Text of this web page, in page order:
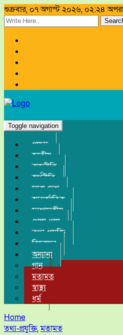
শুক্রবার, ০৭ অগাস্ট ২০২৬, ০২:২৪
Toggle navigation
প্রচ্ছদ
জাতীয়
রাজনীতি
অর্থনীতি
সারা দেশ
আন্তর্জাতিক
সম্পাদকীয়
খেলা-ধুলা
তথ্য-প্রযুক্তি
বিনোদন
অন্যান্য
গান
মতামত
স্বাস্থ্য
ধর্ম
Home
তথ্য-প্রযুক্তি,মতামত